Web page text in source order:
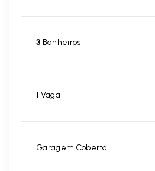
3 Banheiros
1 Vaga
Garagem Coberta